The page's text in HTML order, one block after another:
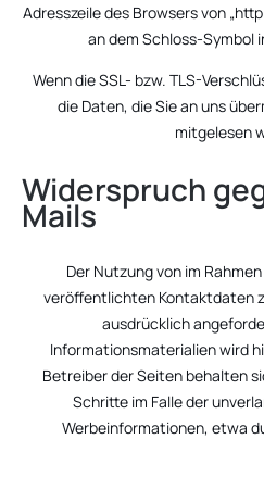
Adresszeile des Browsers von
an dem Schloss-Symbol
Wenn die SSL- bzw. TLS-
die Daten, die Sie an uns
mitgelesen
Widerspruch
Mails
Der Nutzung von im
veröffentlichten Kontaktdaten
ausdrücklich
Informationsmaterialien wird
Betreiber der Seiten behalten
Schritte im Falle der
Werbeinformationen, etwa